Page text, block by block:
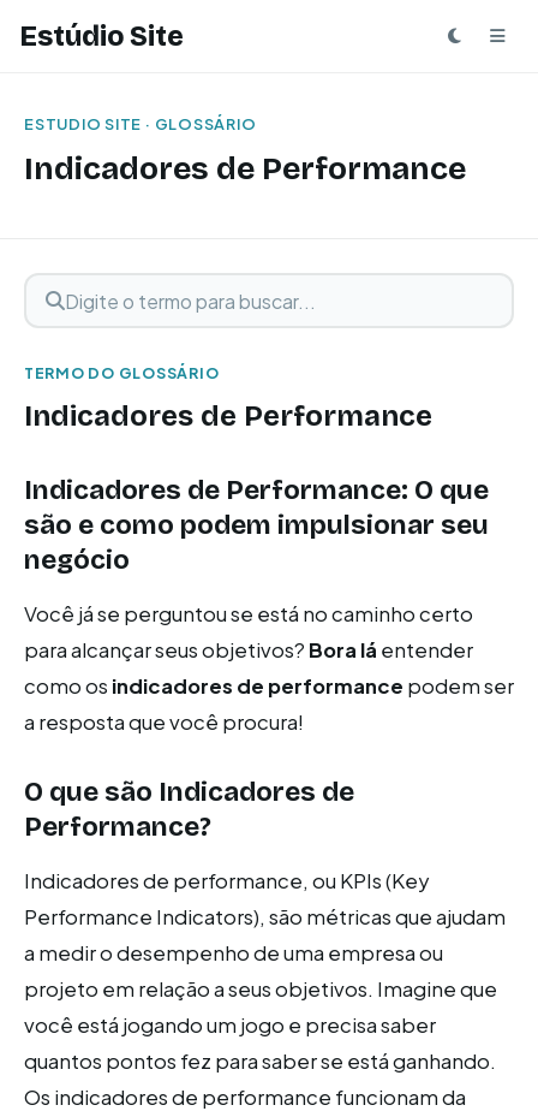
Estúdio Site
ESTUDIO SITE · GLOSSÁRIO
Indicadores de Performance
Buscar termo
Digite o termo para buscar
TERMO DO GLOSSÁRIO
Indicadores de Performance
Indicadores de Performance: O que
são e como podem impulsionar seu
negócio
Você já se perguntou se está no caminho certo
para alcançar seus objetivos? Bora lá entender
como os indicadores de performance podem ser
a resposta que você procura!
O que são Indicadores de
Performance?
Indicadores de performance, ou KPIs (Key
Performance Indicators), são métricas que ajudam
a medir o desempenho de uma empresa ou
projeto em relação a seus objetivos. Imagine que
você está jogando um jogo e precisa saber
quantos pontos fez para saber se está ganhando.
Os indicadores de performance funcionam da